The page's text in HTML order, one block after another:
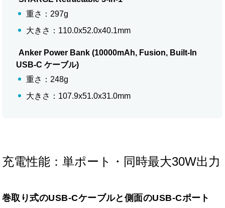
重さ：297g
大きさ：110.0x52.0x40.1mm
Anker Power Bank (10000mAh, Fusion, Built-In
USB-C ケーブル)
重さ：248g
大きさ：107.9x51.0x31.0mm
充電性能：単ポート・同時最大30W出力
巻取り式のUSB-Cケーブルと側面のUSB-Cポート